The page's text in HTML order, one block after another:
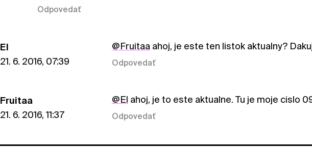
Odpovedať
El
21. 6. 2016, 07:39
@Fruitaa ahoj, je este ten listok aktualny?
Odpovedať
Fruitaa
21. 6. 2016, 11:37
@El ahoj, je to este aktualne. Tu je moje cislo
Odpovedať